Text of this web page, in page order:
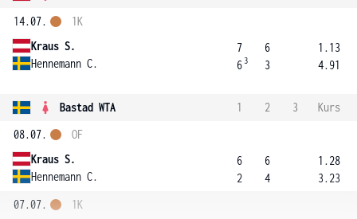
14.07.
Kraus S.
Hennemann C.
1K
7
6 3
6
3
1.13
4.91
Bastad WTA 1 2 3
Kurs
08.07.
Kraus S.
Hennemann C.
OF
6
2
6
4
1.28
3.23
07.07.
1K